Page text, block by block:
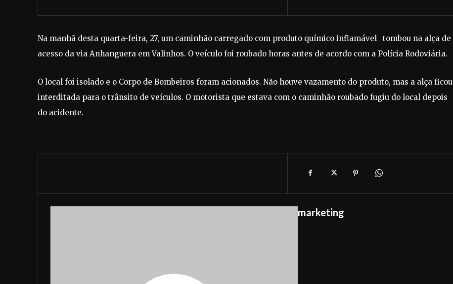
Na manhã desta quarta-feira, 27, um caminhão carregado com produto químico inflamável tombou na alça de
acesso da via Anhanguera em Valinhos. O veículo foi roubado horas antes de acordo com a Polícia Rodoviária.
O local foi isolado e o Corpo de Bombeiros foram acionados. Não houve vazamento do produto, mas a alça ficou
interditada para o trânsito de veículos. O motorista que estava com o caminhão roubado fugiu do local depois
do acidente.
marketing